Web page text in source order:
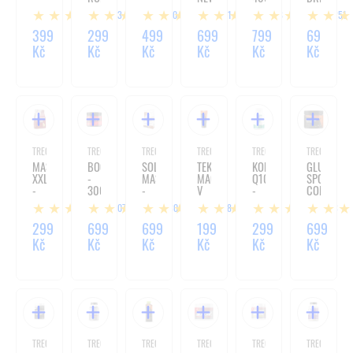
GREEN
TEA
-
180
KAPSLÍ
13
399
Kč
90
KAPSLÍ
10
299
Kč
350G 31
499
Kč
FORMULA
-
700G
8
699
Kč
251
799
Kč
ZERO
-
500
ML
69
Kč
TREC
MASS
XXL
-
1000G 107
299
Kč
TREC
BOOGIEMAN
-
300G
30
699
Kč
TREC
SOLID
MASS
-
3000G 18
699
Kč
TREC
TEKUTÁ
MAGNÉZIE
V
TUBĚ
LIQUID
CHALK
-
100ML
7
199
Kč
TREC
KOENZYM
Q10
-
90
KAPSLÍ 3
299
Kč
TREC
SPORT
COMPLEX
180
KAPSLÍ
699
Kč
TREC TREC TREC TREC TREC TREC